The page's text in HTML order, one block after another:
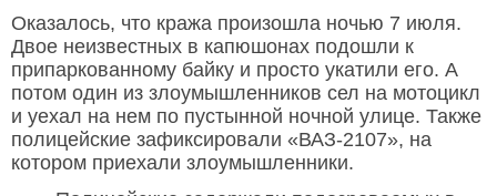
Оказалось, что кража произошла ночью 7 июля.
Двое неизвестных в капюшонах подошли к
припаркованному байку и просто укатили его. А
потом один из злоумышленников сел на мотоцикл
и уехал на нем по пустынной ночной улице. Также
полицейские зафиксировали «ВАЗ-2107», на
котором приехали злоумышленники.